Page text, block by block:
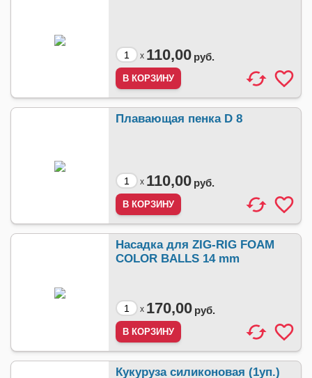
x 110,00 руб.
Плавающая пенка D 8
x 110,00 руб.
Насадка для ZIG-RIG FOAM
COLOR BALLS 14 mm
x 170,00 руб.
Кукуруза силиконовая (1уп.)